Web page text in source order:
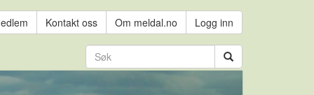
Kontakt oss Om meldal.no Logg inn